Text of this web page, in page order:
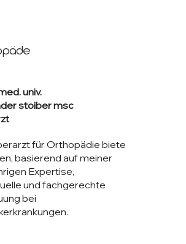
univ.
stoiber msc
für Orthopädie biete
basierend auf meiner
Expertise,
und fachgerechte
bei